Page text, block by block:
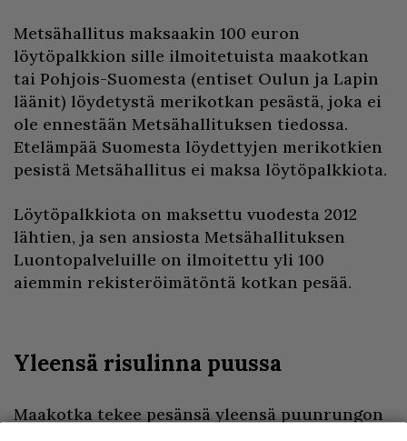
Metsähallitus maksaakin 100 euron
löytöpalkkion sille ilmoitetuista maakotkan
tai Pohjois-Suomesta (entiset Oulun ja Lapin
läänit) löydetystä merikotkan pesästä, joka ei
ole ennestään Metsähallituksen tiedossa.
Etelämpää Suomesta löydettyjen merikotkien
pesistä Metsähallitus ei maksa löytöpalkkiota.
Löytöpalkkiota on maksettu vuodesta 2012
lähtien, ja sen ansiosta Metsähallituksen
Luontopalveluille on ilmoitettu yli 100
aiemmin rekisteröimätöntä kotkan pesää.
Yleensä risulinna puussa
Maakotka tekee pesänsä yleensä puunrungon